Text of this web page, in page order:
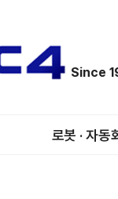
Since
로봇 · 자동